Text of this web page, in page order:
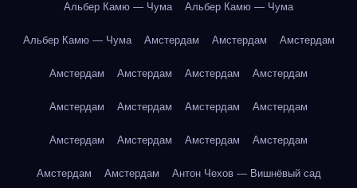
Альбер Камю — Чума Альбер Камю — Чума
Альбер Камю — Чума Амстердам Амстердам Амстердам
Амстердам Амстердам Амстердам Амстердам
Амстердам Амстердам Амстердам Амстердам
Амстердам Амстердам Амстердам Амстердам
Амстердам Амстердам Антон Чехов — Вишнёвый сад